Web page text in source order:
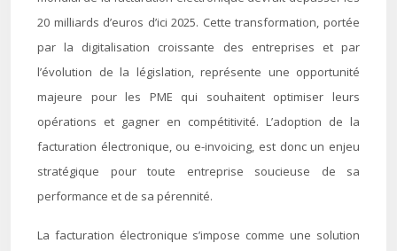
20 milliards d’euros d’ici 2025. Cette transformation, portée
par la digitalisation croissante des entreprises et par
l’évolution de la législation, représente une opportunité
majeure pour les PME qui souhaitent optimiser leurs
opérations et gagner en compétitivité. L’adoption de la
facturation électronique, ou e-invoicing, est donc un enjeu
stratégique pour toute entreprise soucieuse de sa
performance et de sa pérennité.
La facturation électronique s’impose comme une solution